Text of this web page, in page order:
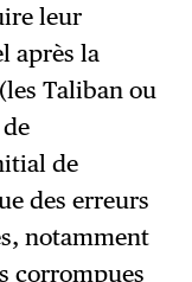
leur
après la
Taliban ou
de
des erreurs
notamment
corrompues